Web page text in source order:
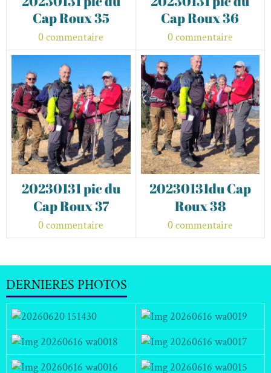
Cap Roux 35
0 commentaire
Cap Roux 36
0 commentaire
20230131 pic du
Cap Roux 37
0 commentaire
20230131du Cap
Roux 38
0 commentaire
DERNIERES PHOTOS